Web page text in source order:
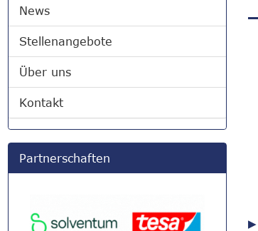
News
Stellenangebote
Über uns
Kontakt
Partnerschaften